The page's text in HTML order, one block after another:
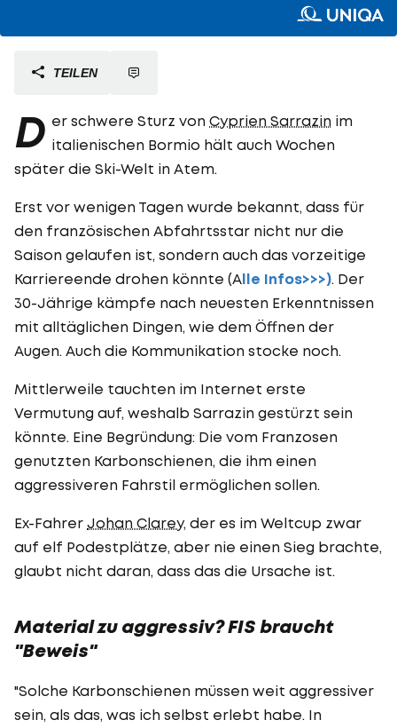
TEILEN
D er schwere Sturz von Cyprien Sarrazin im
italienischen Bormio hält auch Wochen
später die Ski-Welt in Atem.
Erst vor wenigen Tagen wurde bekannt, dass für
den französischen Abfahrtsstar nicht nur die
Saison gelaufen ist, sondern auch das vorzeitige
Karriereende drohen könnte (Alle Infos>>>). Der
30-Jährige kämpfe nach neuesten Erkenntnissen
mit alltäglichen Dingen, wie dem Öffnen der
Augen. Auch die Kommunikation stocke noch.
Mittlerweile tauchten im Internet erste
Vermutung auf, weshalb Sarrazin gestürzt sein
könnte. Eine Begründung: Die vom Franzosen
genutzten Karbonschienen, die ihm einen
aggressiveren Fahrstil ermöglichen sollen.
Ex-Fahrer Johan Clarey, der es im Weltcup zwar
auf elf Podestplätze, aber nie einen Sieg brachte,
glaubt nicht daran, dass das die Ursache ist.
Material zu aggressiv? FIS braucht
"Beweis"
"Solche Karbonschienen müssen weit aggressiver
sein, als das, was ich selbst erlebt habe. In